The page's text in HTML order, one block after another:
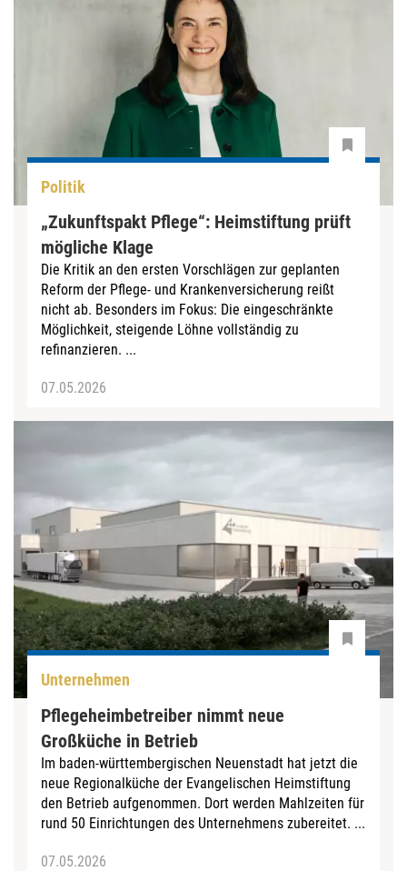
Politik
„Zukunftspakt Pflege“: Heimstiftung prüft
mögliche Klage
Die Kritik an den ersten Vorschlägen zur geplanten
Reform der Pflege- und Krankenversicherung reißt
nicht ab. Besonders im Fokus: Die eingeschränkte
Möglichkeit, steigende Löhne vollständig zu
refinanzieren. ...
07.05.2026
Unternehmen
Pflegeheimbetreiber nimmt neue
Großküche in Betrieb
Im baden-württembergischen Neuenstadt hat jetzt die
neue Regionalküche der Evangelischen Heimstiftung
den Betrieb aufgenommen. Dort werden Mahlzeiten für
rund 50 Einrichtungen des Unternehmens zubereitet. ...
07.05.2026